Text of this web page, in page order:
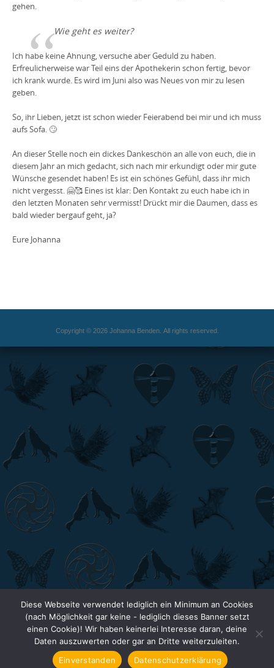
gehen.
Wie geht es weiter?
Ich habe keine Ahnung, versuche aber Geduld zu haben.
Erfreulicherweise war Teil eins der Apothekerin schon fertig, bevor
ich krank wurde. Es wird im Juni also was Neues von mir zu lesen
geben.
So, ihr Lieben, jetzt ist schon wieder Feierabend bei mir und ich muss
aufs Sofa. 🙄
An dieser Stelle noch ein dickes Dankeschön an alle von euch, die in
diesem Jahr an mich gedacht, sich nach mir erkundigt oder mir gute
Wünsche gesendet haben! Es ist ein schönes Gefühl, dass ihr mich
nicht vergesst. 🤗🥰 Eines ist klar: Den Kontakt zu euch habe ich in
den letzten Monaten sehr vermisst! Drückt mir die Daumen, dass es
bald wieder bergauf geht, ja?
Eure Johanna
Copyright © 2026 Johanna Benden. All rights reserved.
Diese Webseite verwendet lediglich ein Minimum an Cookies
(nach Möglichkeit gar keine - lediglich dieses Banner setzt
einen Cookie)! Wir haben keinerlei Interesse daran, deine
Daten auszuwerten oder gar an Dritte weiterzuleiten.
Einverstanden
Datenschutzerklärung